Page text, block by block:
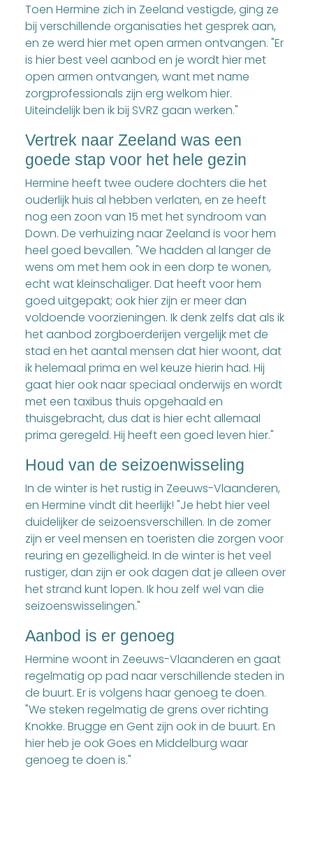
Toen Hermine zich in Zeeland vestigde, ging ze
bij verschillende organisaties het gesprek aan,
en ze werd hier met open armen ontvangen. "Er
is hier best veel aanbod en je wordt hier met
open armen ontvangen, want met name
zorgprofessionals zijn erg welkom hier.
Uiteindelijk ben ik bij SVRZ gaan werken."
Vertrek naar Zeeland was een
goede stap voor het hele gezin
Hermine heeft twee oudere dochters die het
ouderlijk huis al hebben verlaten, en ze heeft
nog een zoon van 15 met het syndroom van
Down. De verhuizing naar Zeeland is voor hem
heel goed bevallen. "We hadden al langer de
wens om met hem ook in een dorp te wonen,
echt wat kleinschaliger. Dat heeft voor hem
goed uitgepakt; ook hier zijn er meer dan
voldoende voorzieningen. Ik denk zelfs dat als ik
het aanbod zorgboerderijen vergelijk met de
stad en het aantal mensen dat hier woont, dat
ik helemaal prima en wel keuze hierin had. Hij
gaat hier ook naar speciaal onderwijs en wordt
met een taxibus thuis opgehaald en
thuisgebracht, dus dat is hier echt allemaal
prima geregeld. Hij heeft een goed leven hier."
Houd van de seizoenwisseling
In de winter is het rustig in Zeeuws-Vlaanderen,
en Hermine vindt dit heerlijk! "Je hebt hier veel
duidelijker de seizoensverschillen. In de zomer
zijn er veel mensen en toeristen die zorgen voor
reuring en gezelligheid. In de winter is het veel
rustiger, dan zijn er ook dagen dat je alleen over
het strand kunt lopen. Ik hou zelf wel van die
seizoenswisselingen."
Aanbod is er genoeg
Hermine woont in Zeeuws-Vlaanderen en gaat
regelmatig op pad naar verschillende steden in
de buurt. Er is volgens haar genoeg te doen.
"We steken regelmatig de grens over richting
Knokke. Brugge en Gent zijn ook in de buurt. En
hier heb je ook Goes en Middelburg waar
genoeg te doen is."